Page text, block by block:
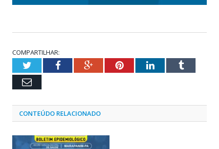
COMPARTILHAR:
TwitterFacebookGoogle+PinterestLinkedInTumblr
Email
CONTEÚDO RELACIONADO